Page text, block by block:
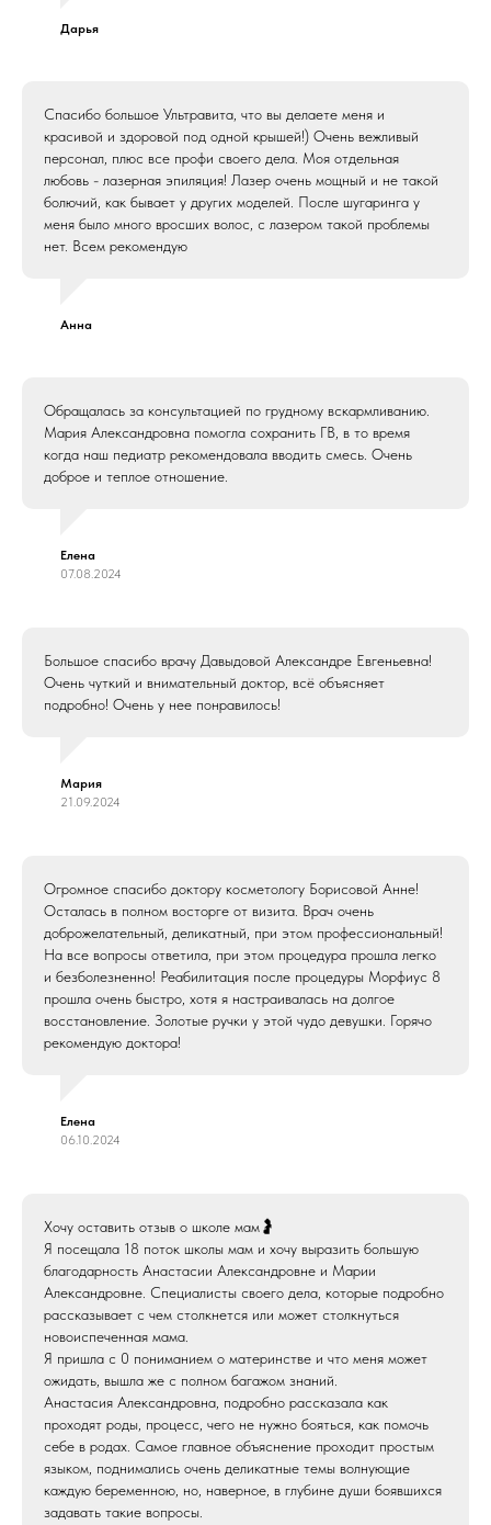
Дарья
Спасибо большое Ультравита, что вы делаете меня и
красивой и здоровой под одной крышей!) Очень вежливый
персонал, плюс все профи своего дела. Моя отдельная
любовь - лазерная эпиляция! Лазер очень мощный и не такой
болючий, как бывает у других моделей. После шугаринга у
меня было много вросших волос, с лазером такой проблемы
нет. Всем рекомендую
Анна
Обращалась за консультацией по грудному вскармливанию.
Мария Александровна помогла сохранить ГВ, в то время
когда наш педиатр рекомендовала вводить смесь. Очень
доброе и теплое отношение.
Елена
07.08.2024
Большое спасибо врачу Давыдовой Александре Евгеньевна!
Очень чуткий и внимательный доктор, всё объясняет
подробно! Очень у нее понравилось!
Мария
21.09.2024
Огромное спасибо доктору косметологу Борисовой Анне!
Осталась в полном восторге от визита. Врач очень
доброжелательный, деликатный, при этом профессиональный!
На все вопросы ответила, при этом процедура прошла легко
и безболезненно! Реабилитация после процедуры Морфиус 8
прошла очень быстро, хотя я настраивалась на долгое
восстановление. Золотые ручки у этой чудо девушки. Горячо
рекомендую доктора!
Елена
06.10.2024
Хочу оставить отзыв о школе мам🤰
Я посещала 18 поток школы мам и хочу выразить большую
благодарность Анастасии Александровне и Марии
Александровне. Специалисты своего дела, которые подробно
рассказывает с чем столкнется или может столкнуться
новоиспеченная мама.
Я пришла с 0 пониманием о материнстве и что меня может
ожидать, вышла же с полном багажом знаний.
Анастасия Александровна, подробно рассказала как
проходят роды, процесс, чего не нужно бояться, как помочь
себе в родах. Самое главное объяснение проходит простым
языком, поднимались очень деликатные темы волнующие
каждую беременною, но, наверное, в глубине души боявшихся
задавать такие вопросы.
О ЦЕНТРЕ
УСЛУГИ И ЦЕНЫ
ВРАЧИ
СТАТЬИ
НОВОСТИ
ПАЦИЕНТАМ
+7 (4932)
+7 (915) 810-07-46
сб 09:00 - 14:00
сб 10:00 - 14:00
ул. Третьего Интернационала, д. 35/31
пн-пт 09:00 - 20:00
перезвоните мне
онлайн-запись
АКЦИИ